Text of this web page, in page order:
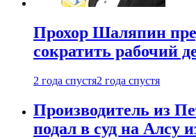
Прохор Шаляпин
сократить рабочий
2 года спустя2 года спустя
Производитель из
подал в суд на Алсу